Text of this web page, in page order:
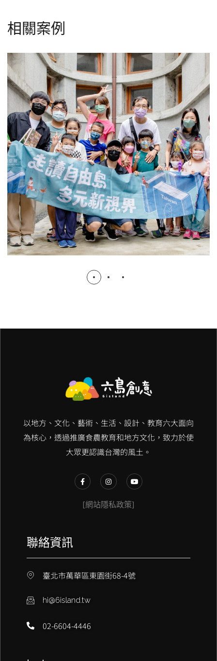
相關案例
最好的生活博物館—親子市場走讀
地方 教育 文化
聯絡資訊
臺北市萬華區東園街68-4號
hi@6island.tw
02-6604-4446
以地方、文化、藝術、生活、設計、教育六大面向
為核心，透過推廣食農教育和地方文化，致力於使
大眾更認識台灣的風土。
[網站隱私政策]